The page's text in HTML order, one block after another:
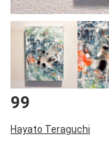
99
Hayato Teraguchi